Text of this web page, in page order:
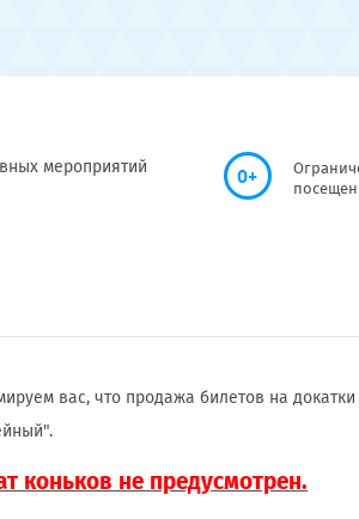
мероприятий 0+
вас, что продажа билетов на докатки
коньков не предусмотрен.